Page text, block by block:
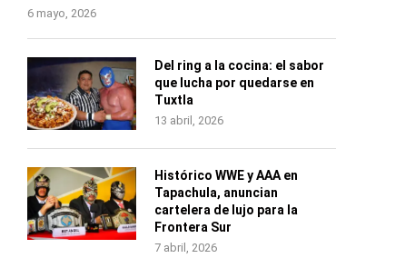
6 mayo, 2026
Del ring a la cocina: el sabor
que lucha por quedarse en
Tuxtla
13 abril, 2026
Histórico WWE y AAA en
Tapachula, anuncian
cartelera de lujo para la
Frontera Sur
7 abril, 2026